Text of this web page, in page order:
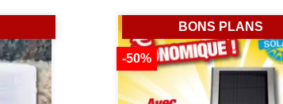
-50%
BONS PLANS